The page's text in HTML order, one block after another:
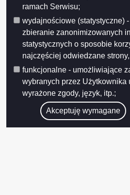
ramach Serwisu;
wydajnościowe (statystyczne)
zbieranie zanonimizowanych
statystycznych o sposobie
najczęściej odwiedzane
funkcjonalne - umożliwiające
wybranych przez Użytkownika
wyrażone zgody, język, itp.;
Akceptuję wymagane